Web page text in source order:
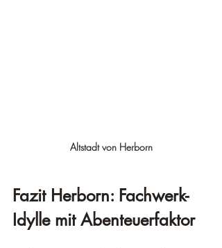
Altstadt von Herborn
Fazit Herborn: Fachwerk-
Idylle mit Abenteuerfaktor